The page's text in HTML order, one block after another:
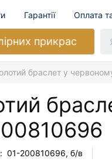
Гарантії Оплата
прикрас
браслет у
01-200810696, б/в